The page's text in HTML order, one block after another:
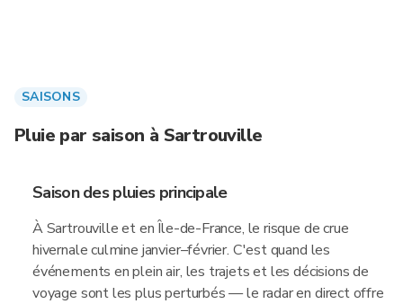
SAISONS
Pluie par saison à Sartrouville
Saison des pluies principale
À Sartrouville et en Île-de-France, le risque de crue
hivernale culmine janvier–février. C'est quand les
événements en plein air, les trajets et les décisions de
voyage sont les plus perturbés — le radar en direct offre